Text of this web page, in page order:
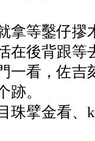
拿等鑿仔摎
在後背跟等
一看，佐吉
跡。
珠擘金看、